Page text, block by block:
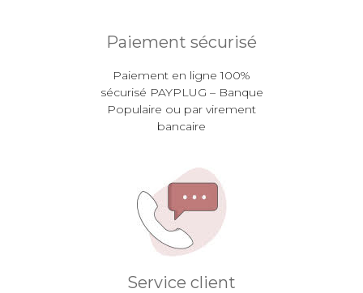
Paiement sécurisé
Paiement en ligne 100%
sécurisé PAYPLUG – Banque
Populaire ou par virement
bancaire
Service client